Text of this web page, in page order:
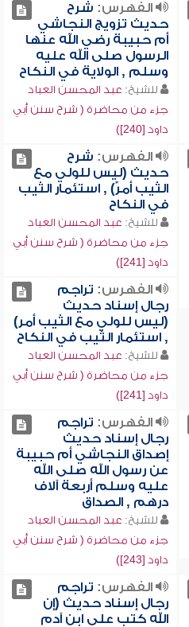
الفهرس: شرح
حديث تزويج النجاشي
أم حبيبة رضي الله عنها
الرسول صلى الله عليه
وسلم , الولاية في النكاح
للشيخ: عبد المحسن العباد
جزء من محاضرة ( شرح سنن أبي
داود [240])
الفهرس: شرح
حديث (ليس للولي مع
الثيب أمرٌ) , استئمار الثيب
في النكاح
للشيخ: عبد المحسن العباد
جزء من محاضرة ( شرح سنن أبي
داود [241])
الفهرس: تراجم
رجال إسناد حديث
(ليس للولي مع الثيب أمر)
, استئمار الثيب في النكاح
للشيخ: عبد المحسن العباد
جزء من محاضرة ( شرح سنن أبي
داود [241])
الفهرس: تراجم
رجال إسناد حديث
إصداق النجاشي أم حبيبة
عن رسول الله صلى الله
عليه وسلم أربعة آلاف
درهم , الصداق
للشيخ: عبد المحسن العباد
جزء من محاضرة ( شرح سنن أبي
داود [243])
الفهرس: تراجم
رجال إسناد حديث (إن
الله كتب على ابن آدم